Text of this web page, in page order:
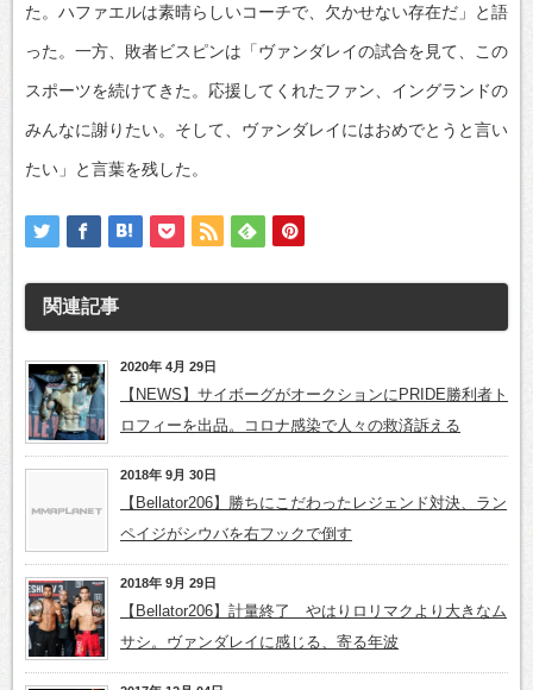
た。ハファエルは素晴らしいコーチで、欠かせない存在だ」と語
った。一方、敗者ビスピンは「ヴァンダレイの試合を見て、この
スポーツを続けてきた。応援してくれたファン、イングランドの
みんなに謝りたい。そして、ヴァンダレイにはおめでとうと言い
たい」と言葉を残した。
関連記事
2020年 4月 29日
【NEWS】サイボーグがオークションにPRIDE勝利者ト
ロフィーを出品。コロナ感染で人々の救済訴える
2018年 9月 30日
【Bellator206】勝ちにこだわったレジェンド対決、ラン
ペイジがシウバを右フックで倒す
2018年 9月 29日
【Bellator206】計量終了 やはりロリマクより大きなム
サシ。ヴァンダレイに感じる、寄る年波